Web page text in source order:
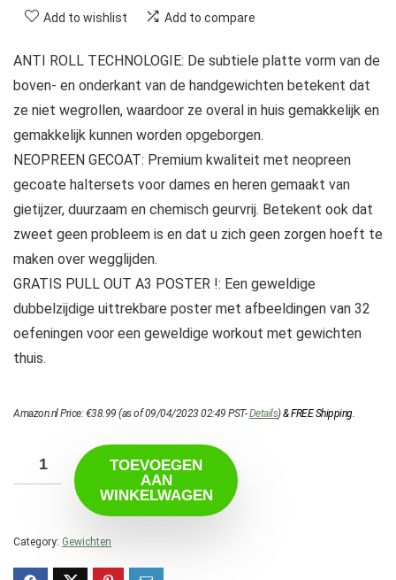
Add to wishlist Add to compare
ANTI ROLL TECHNOLOGIE: De subtiele platte vorm van de
boven- en onderkant van de handgewichten betekent dat
ze niet wegrollen, waardoor ze overal in huis gemakkelijk en
gemakkelijk kunnen worden opgeborgen.
NEOPREEN GECOAT: Premium kwaliteit met neopreen
gecoate haltersets voor dames en heren gemaakt van
gietijzer, duurzaam en chemisch geurvrij. Betekent ook dat
zweet geen probleem is en dat u zich geen zorgen hoeft te
maken over wegglijden.
GRATIS PULL OUT A3 POSTER !: Een geweldige
dubbelzijdige uittrekbare poster met afbeeldingen van 32
oefeningen voor een geweldige workout met gewichten
thuis.
Amazon.nl Price:€38.99 (as of 09/04/2023 02:49 PST-Details)&FREE Shipping.
TOEVOEGEN
AAN
WINKELWAGEN
Category: Gewichten